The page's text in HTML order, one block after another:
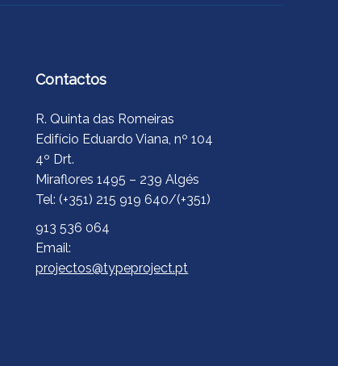
Contactos
R. Quinta das Romeiras
Edifício Eduardo Viana, nº 104
4º Drt.
Miraflores 1495 – 239 Algés
Tel: (+351) 215 919 640/(+351)
913 536 064
Email:
projectos@typeproject.pt